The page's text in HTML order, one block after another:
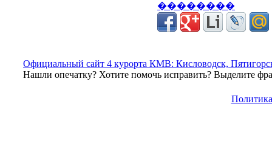
��������
Официальный сайт 4 курорта КМВ: Кисловодск,
Нашли опечатку? Хотите помочь исправить? Выделите